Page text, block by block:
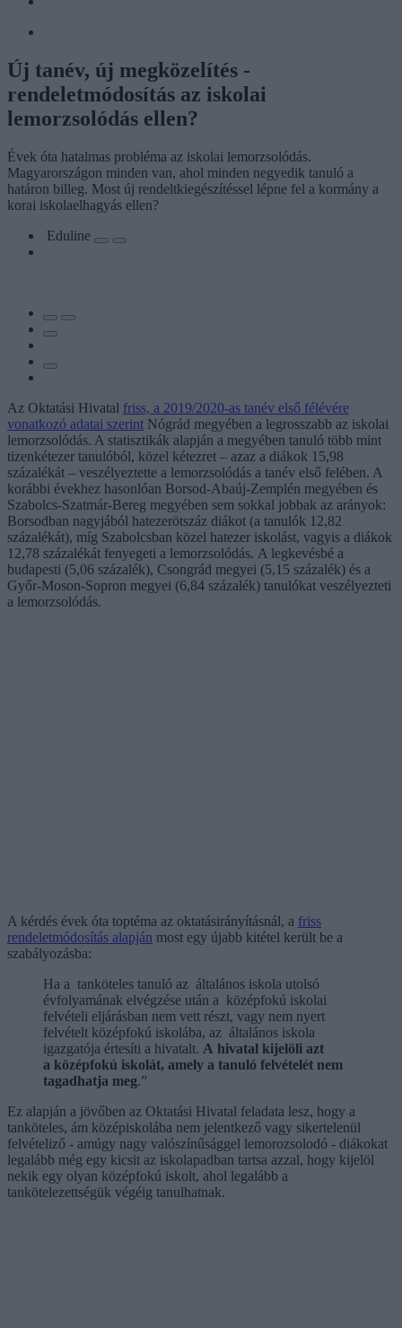
Új tanév, új megközelítés -
rendeletmódosítás az iskolai
lemorzsolódás ellen?
Évek óta hatalmas probléma az iskolai lemorzsolódás.
Magyarországon minden van, ahol minden negyedik tanuló a
határon billeg. Most új rendeltkiegészítéssel lépne fel a kormány a
korai iskolaelhagyás ellen?
Eduline
Az Oktatási Hivatal friss, a 2019/2020-as tanév első félévére
vonatkozó adatai szerint Nógrád megyében a legrosszabb az iskolai
lemorzsolódás. A statisztikák alapján a megyében tanuló több mint
tizenkétezer tanulóból, közel kétezret – azaz a diákok 15,98
százalékát – veszélyeztette a lemorzsolódás a tanév első felében. A
korábbi évekhez hasonlóan Borsod-Abaúj-Zemplén megyében és
Szabolcs-Szatmár-Bereg megyében sem sokkal jobbak az arányok:
Borsodban nagyjából hatezerötszáz diákot (a tanulók 12,82
százalékát), míg Szabolcsban közel hatezer iskolást, vagyis a diákok
12,78 százalékát fenyegeti a lemorzsolódás. A legkevésbé a
budapesti (5,06 százalék), Csongrád megyei (5,15 százalék) és a
Győr-Moson-Sopron megyei (6,84 százalék) tanulókat veszélyezteti
a lemorzsolódás.
A kérdés évek óta toptéma az oktatásirányításnál, a friss
rendeletmódosítás alapján most egy újabb kitétel került be a
szabályozásba:
Ha a tanköteles tanuló az általános iskola utolsó
évfolyamának elvégzése után a középfokú iskolai
felvételi eljárásban nem vett részt, vagy nem nyert
felvételt középfokú iskolába, az általános iskola
igazgatója értesíti a hivatalt. A hivatal kijelöli azt
a középfokú iskolát, amely a tanuló felvételét nem
tagadhatja meg.”
Ez alapján a jövőben az Oktatási Hivatal feladata lesz, hogy a
tanköteles, ám középiskolába nem jelentkező vagy sikertelenül
felvételiző - amúgy nagy valószínűsággel lemorozsolodó - diákokat
legalább még egy kicsit az iskolapadban tartsa azzal, hogy kijelöl
nekik egy olyan középfokú iskolt, ahol legalább a
tankötelezettségük végéig tanulhatnak.